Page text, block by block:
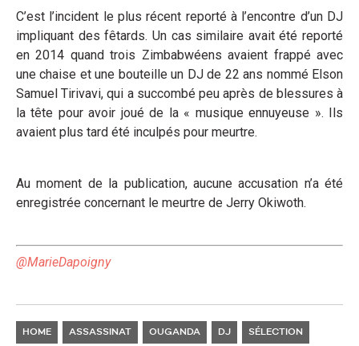
C’est l’incident le plus récent reporté à l’encontre d’un DJ
impliquant des fêtards. Un cas similaire avait été reporté
en 2014 quand trois Zimbabwéens avaient frappé avec
une chaise et une bouteille un DJ de 22 ans nommé Elson
Samuel Tirivavi, qui a succombé peu après de blessures à
la tête pour avoir joué de la « musique ennuyeuse ». Ils
avaient plus tard été inculpés pour meurtre.
Au moment de la publication, aucune accusation n’a été
enregistrée concernant le meurtre de Jerry Okiwoth.
@MarieDapoigny
HOME ASSASSINAT OUGANDA DJ SÉLECTION